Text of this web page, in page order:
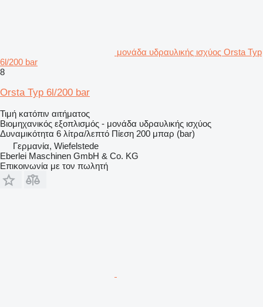
μονάδα υδραυλικής ισχύος Orsta Typ
6l/200 bar
8
Orsta Typ 6l/200 bar
Τιμή κατόπιν αιτήματος
Βιομηχανικός εξοπλισμός - μονάδα υδραυλικής ισχύος
Δυναμικότητα 6 λίτρα/λεπτό Πίεση 200 μπαρ (bar)
Γερμανία, Wiefelstede
Eberlei Maschinen GmbH & Co. KG
Επικοινωνία με τον πωλητή